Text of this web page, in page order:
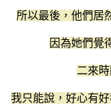
所以最後，他們居
因為她們覺
二來
我只能說，好心有